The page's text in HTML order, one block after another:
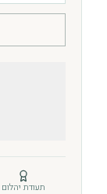
תעודת יהלום